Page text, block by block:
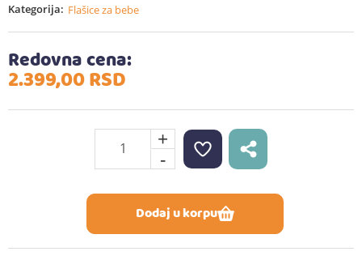
Kategorija: Flašice za bebe
Redovna cena:
2.399,00RSD
+
-
Dodaj u korpu